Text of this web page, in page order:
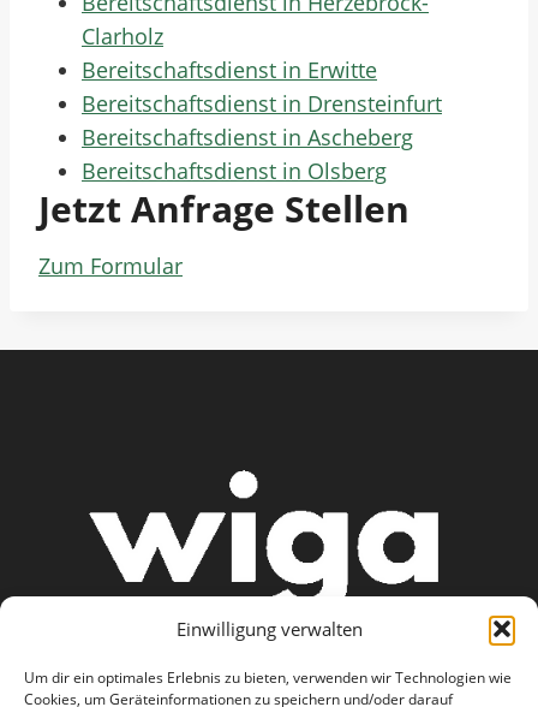
Einwilligung verwalten
Um dir ein optimales Erlebnis zu bieten, verwenden wir Technologien wie
Cookies, um Geräteinformationen zu speichern und/oder darauf
Clarholz
Bereitschaftsdienst in Erwitte
Bereitschaftsdienst in Drensteinfurt
Bereitschaftsdienst in Ascheberg
Bereitschaftsdienst in Olsberg
Jetzt Anfrage Stellen
Zum Formular